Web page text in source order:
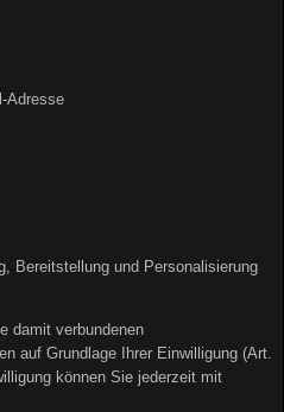
Adresse
Bereitstellung und Personalisierung
damit verbundenen
auf Grundlage Ihrer Einwilligung (Art.
können Sie jederzeit mit